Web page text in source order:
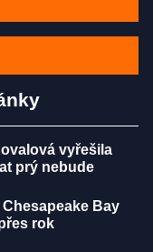
vyřešila
prý nebude
Bay
rok